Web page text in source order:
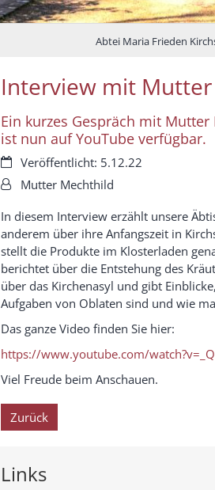
Abtei Maria Frieden
Interview mit
Ein kurzes Gespräch mit
ist nun auf YouTube verfügbar.
Datum:Veröffentlicht: 5.12.22
Von:Mutter Mechthild
In diesem Interview erzählt unsere
anderem über ihre Anfangszeit in
stellt die Produkte im Klosterladen
berichtet über die Entstehung des
über das Kirchenasyl und gibt
Aufgaben von Oblaten sind und wie
Das ganze Video finden Sie hier:
https://www.youtube.com/
Viel Freude beim Anschauen.
Zurück
Links